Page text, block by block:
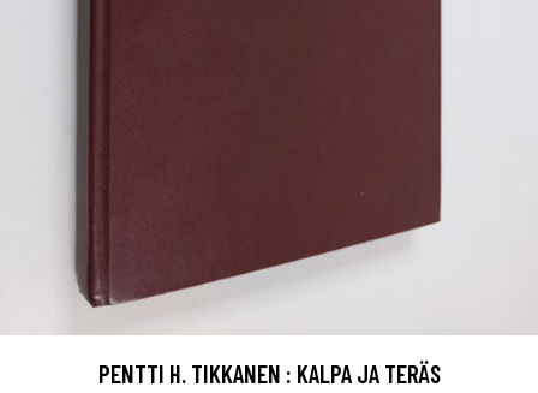
PENTTI H. TIKKANEN : KALPA JA TERÄS